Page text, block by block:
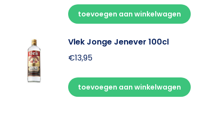
toevoegen aan winkelwagen
Vlek Jonge Jenever 100cl
€13,95
toevoegen aan winkelwagen